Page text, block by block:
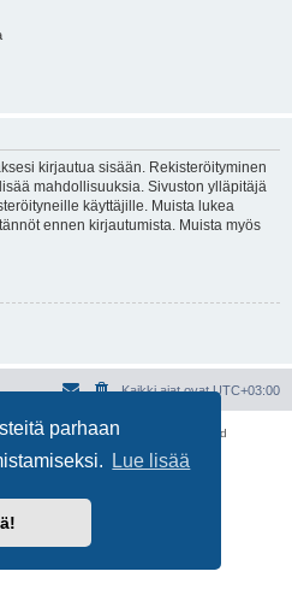
parhaan
Lue lisää
kirjautua sisään. Rekisteröityminen
mahdollisuuksia. Sivuston ylläpitäjä
käyttäjille. Muista lukea
ennen kirjautumista. Muista myös
Kaikki ajat ovatUTC+03:00
® Forum Software © phpBB Limited
(lurttinen, harritapio, Pettis)